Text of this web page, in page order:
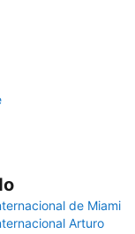
de Miami
Arturo